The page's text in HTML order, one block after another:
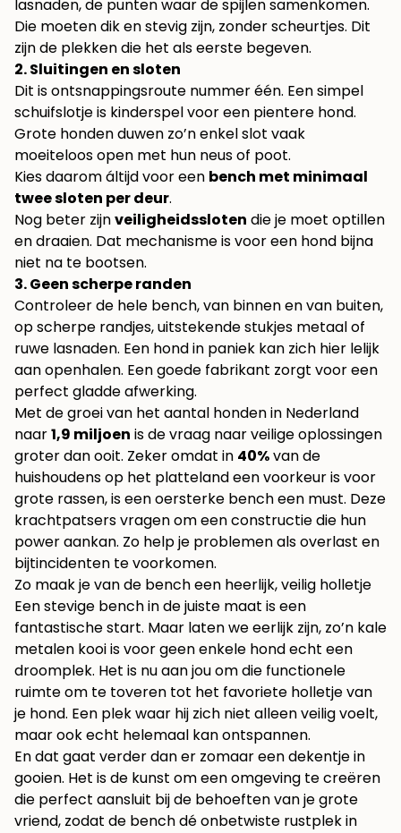
lasnaden, de punten waar de spijlen samenkomen.
Die moeten dik en stevig zijn, zonder scheurtjes. Dit
zijn de plekken die het als eerste begeven.
2. Sluitingen en sloten
Dit is ontsnappingsroute nummer één. Een simpel
schuifslotje is kinderspel voor een pientere hond.
Grote honden duwen zo’n enkel slot vaak
moeiteloos open met hun neus of poot.
Kies daarom áltijd voor een bench met minimaal
twee sloten per deur.
Nog beter zijnveiligheidssloten die je moet optillen
en draaien. Dat mechanisme is voor een hond bijna
niet na te bootsen.
3. Geen scherpe randen
Controleer de hele bench, van binnen en van buiten,
op scherpe randjes, uitstekende stukjes metaal of
ruwe lasnaden. Een hond in paniek kan zich hier lelijk
aan openhalen. Een goede fabrikant zorgt voor een
perfect gladde afwerking.
Met de groei van het aantal honden in Nederland
naar1,9 miljoen is de vraag naar veilige oplossingen
groter dan ooit. Zeker omdat in 40%van de
huishoudens op het platteland een voorkeur is voor
grote rassen, is een oersterke bench een must. Deze
krachtpatsers vragen om een constructie die hun
power aankan. Zo help je problemen als overlast en
bijtincidenten te voorkomen.
Zo maak je van de bench een heerlijk, veilig holletje
Een stevige bench in de juiste maat is een
fantastische start. Maar laten we eerlijk zijn, zo’n kale
metalen kooi is voor geen enkele hond echt een
droomplek. Het is nu aan jou om die functionele
ruimte om te toveren tot het favoriete holletje van
je hond. Een plek waar hij zich niet alleen veilig voelt,
maar ook echt helemaal kan ontspannen.
En dat gaat verder dan er zomaar een dekentje in
gooien. Het is de kunst om een omgeving te creëren
die perfect aansluit bij de behoeften van je grote
vriend, zodat de bench dé onbetwiste rustplek in